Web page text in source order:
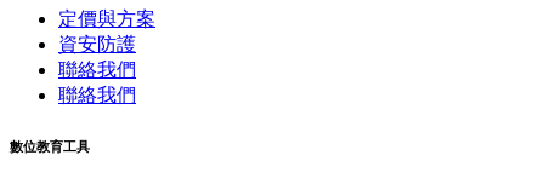
定價與方案
資安防護
聯絡我們
聯絡我們
數位教育工具